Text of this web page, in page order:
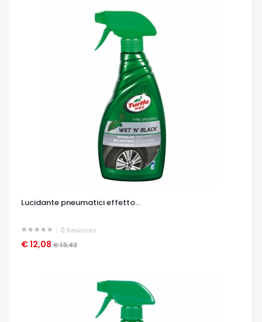
Lucidante pneumatici effetto...
0 Revisioni
€ 12,08 € 13,42
OCCHIATA VELOCE